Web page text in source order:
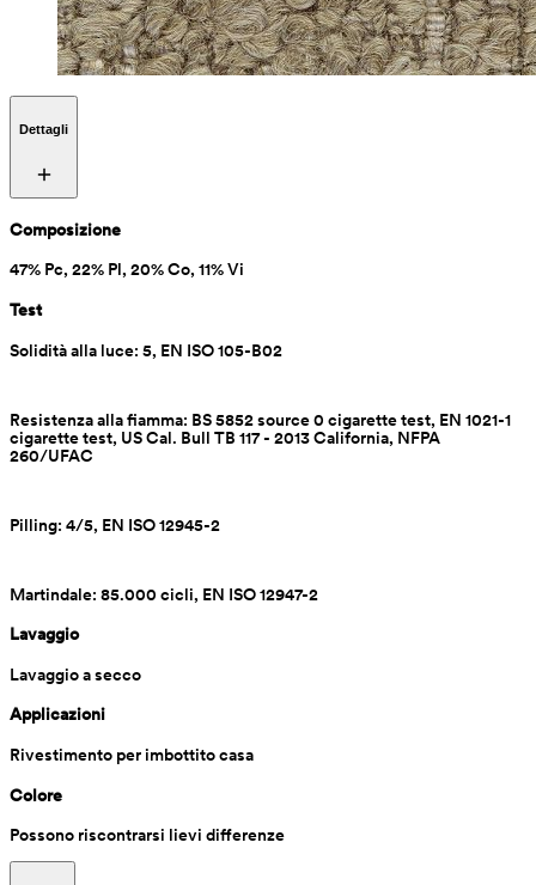
Dettagli
Composizione
47% Pc, 22% Pl, 20% Co, 11% Vi
Test
Solidità alla luce: 5, EN ISO 105-B02
Resistenza alla fiamma: BS 5852 source 0 cigarette test, EN 1021-1
cigarette test, US Cal. Bull TB 117 - 2013 California, NFPA
260/UFAC
Pilling: 4/5, EN ISO 12945-2
Martindale: 85.000 cicli, EN ISO 12947-2
Lavaggio
Lavaggio a secco
Applicazioni
Rivestimento per imbottito casa
Colore
Possono riscontrarsi lievi differenze